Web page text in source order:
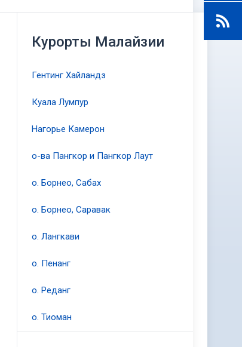
Курорты Малайзии
Гентинг Хайландз
Куала Лумпур
Нагорье Камерон
о-ва Пангкор и Пангкор Лаут
о. Борнео, Сабах
о. Борнео, Саравак
о. Лангкави
о. Пенанг
о. Реданг
о. Тиоман